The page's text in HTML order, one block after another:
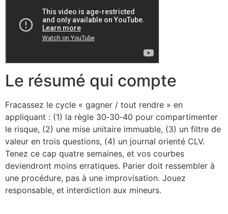
Le résumé qui compte
Fracassez le cycle « gagner / tout rendre » en
appliquant : (1) la règle 30‑30‑40 pour compartimenter
le risque, (2) une mise unitaire immuable, (3) un filtre de
valeur en trois questions, (4) un journal orienté CLV.
Tenez ce cap quatre semaines, et vos courbes
deviendront moins erratiques. Parier doit ressembler à
une procédure, pas à une improvisation. Jouez
responsable, et interdiction aux mineurs.